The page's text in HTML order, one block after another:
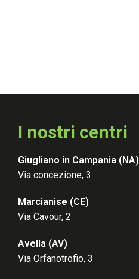
I nostri centri
Giugliano in Campania (NA)
Via concezione, 3
Marcianise (CE)
Via Cavour, 2
Avella (AV)
Via Orfanotrofio, 3